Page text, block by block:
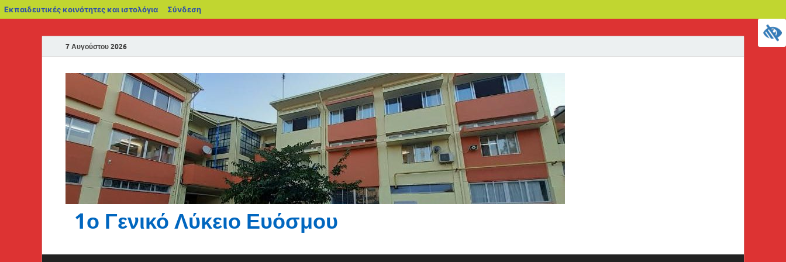
Εκπαιδευτικές κοινότητες και ιστολόγια Σύνδεση
7 Αυγούστου 2026
1ο Γενικό Λύκειο Ευόσμου